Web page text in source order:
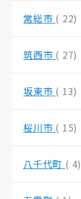
常総市 ( 22)
筑西市 ( 27)
坂東市 ( 13)
桜川市 ( 15)
八千代町 ( 4)